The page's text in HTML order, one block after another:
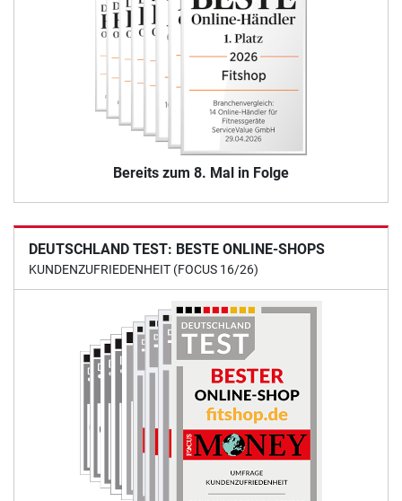
Bereits zum 8. Mal in Folge
DEUTSCHLAND TEST: BESTE ONLINE-SHOPS
KUNDENZUFRIEDENHEIT (FOCUS 16/26)